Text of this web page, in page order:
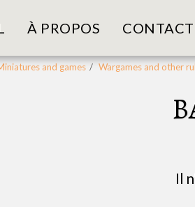
À PROPOS CONTACT
and games Wargames and other
Il